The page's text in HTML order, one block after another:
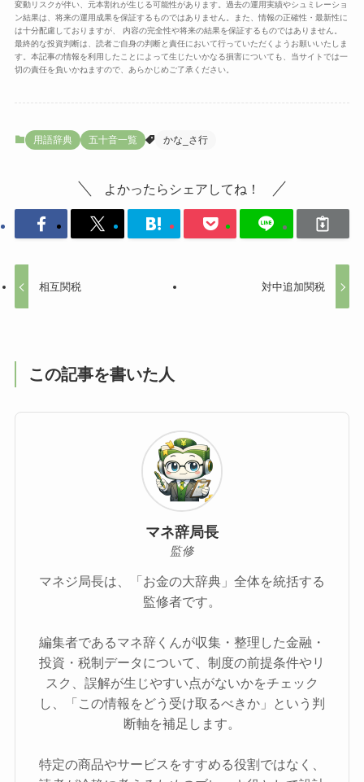
変動リスクが伴い、元本割れが生じる可能性があります。過去の運用実績やシュミレーショ
ン結果は、将来の運用成果を保証するものではありません。また、情報の正確性・最新性に
は十分配慮しておりますが、 内容の完全性や将来の結果を保証するものではありません。
最終的な投資判断は、読者ご自身の判断と責任において行っていただくようお願いいたしま
す。本記事の情報を利用したことによって生じたいかなる損害についても、当サイトでは一
切の責任を負いかねますので、あらかじめご了承ください。
用語辞典 五十音一覧 かな_さ行
よかったらシェアしてね！
相互関税 対中追加関税
この記事を書いた人
マネ辞局長
監修
マネジ局長は、「お金の大辞典」全体を統括する
監修者です。
編集者であるマネ辞くんが収集・整理した金融・
投資・税制データについて、制度の前提条件やリ
スク、誤解が生じやすい点がないかをチェック
し、「この情報をどう受け取るべきか」という判
断軸を補足します。
特定の商品やサービスをすすめる役割ではなく、